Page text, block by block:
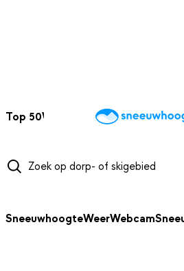
Top 50Webcams Wintersportweer
SneeuwhoogteWeerWebcam